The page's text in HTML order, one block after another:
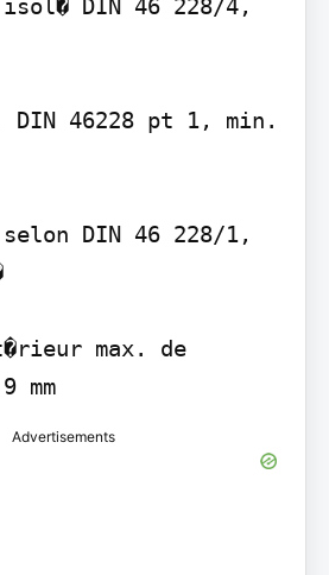
isol� DIN 46 228/4,
DIN 46228 pt 1, min.
selon DIN 46 228/1,
max. de
l'isolant 2,9 mm
Advertisements